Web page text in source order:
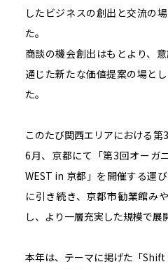
したビジネスの創出と交流の
た。
商談の機会創出はもとより、
通じた新たな価値提案の場と
た。
このたび関西エリアにおける
6月、京都にて「第3回オーガ
WEST in 京都」を開催する運
に引き続き、京都市勧業館み
し、より一層充実した規模で展
本年は、テーマに掲げた「